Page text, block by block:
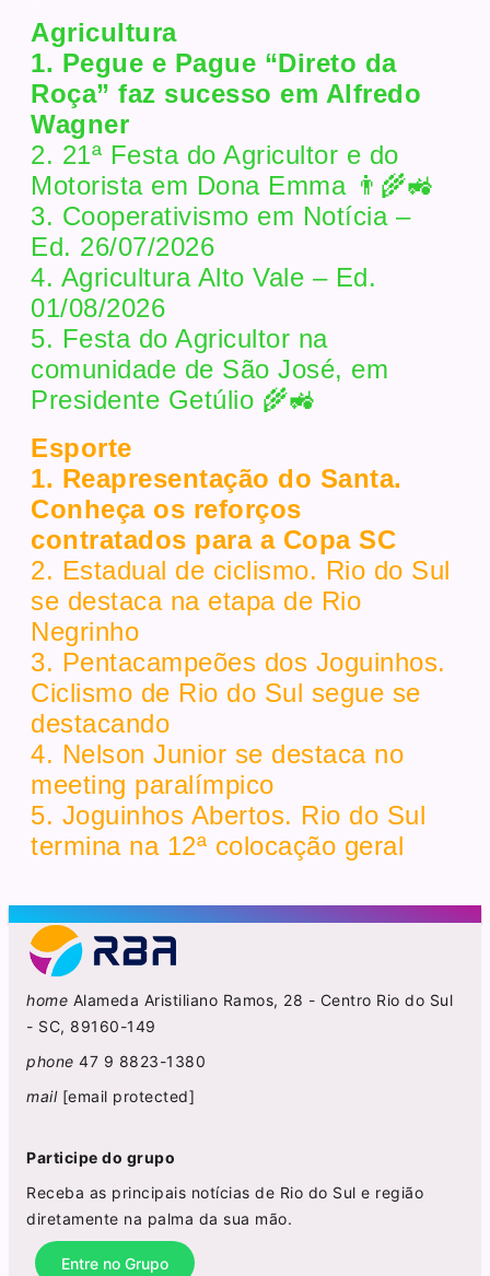
Agricultura
1. Pegue e Pague “Direto da
Roça” faz sucesso em Alfredo
Wagner
2. 21ª Festa do Agricultor e do
Motorista em Dona Emma 👨‍🌾🚜
3. Cooperativismo em Notícia –
Ed. 26/07/2026
4. Agricultura Alto Vale – Ed.
01/08/2026
5. Festa do Agricultor na
comunidade de São José, em
Presidente Getúlio 🌾🚜
Esporte
1. Reapresentação do Santa.
Conheça os reforços
contratados para a Copa SC
2. Estadual de ciclismo. Rio do Sul
se destaca na etapa de Rio
Negrinho
3. Pentacampeões dos Joguinhos.
Ciclismo de Rio do Sul segue se
destacando
4. Nelson Junior se destaca no
meeting paralímpico
5. Joguinhos Abertos. Rio do Sul
termina na 12ª colocação geral
home Alameda Aristiliano Ramos, 28 - Centro Rio do Sul
- SC, 89160-149
phone 47 9 8823-1380
mail [email protected]
Participe do grupo
Receba as principais notícias de Rio do Sul e região
diretamente na palma da sua mão.
Entre no Grupo